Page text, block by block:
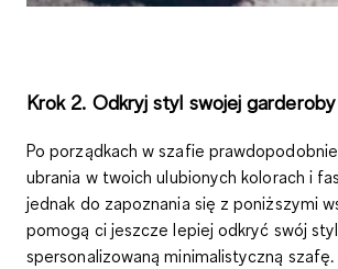
Krok 2. Odkryj styl swojej garderoby
Po porządkach w szafie
ubrania w twoich ulubionych kolorach i
jednak do zapoznania się z poniższymi
pomogą ci jeszcze lepiej odkryć swój
spersonalizowaną minimalistyczną szafę.